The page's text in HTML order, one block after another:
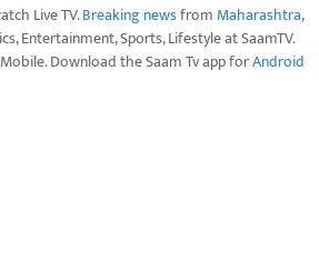
Live TV.Breaking newsfrom Maharashtra,
Entertainment, Sports, Lifestyle at SaamTV.
Download the Saam Tv app forAndroid